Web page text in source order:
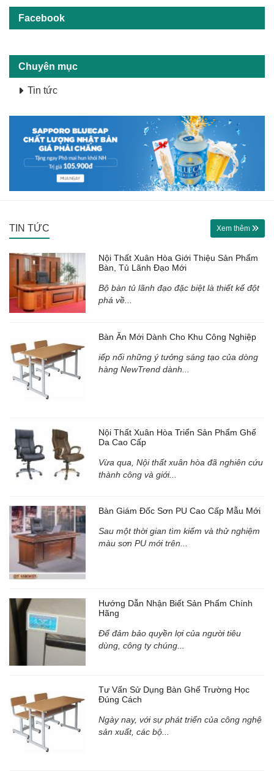
Facebook
Chuyên mục
Tin tức
TIN TỨC Xem thêm
Nội Thất Xuân Hòa Giới Thiệu Sản Phẩm
Bàn, Tủ Lãnh Đạo Mới
Bộ bàn tủ lãnh đạo đặc biệt là thiết kế đột
phá về...
Bàn Ăn Mới Dành Cho Khu Công Nghiệp
iếp nối những ý tưởng sáng tạo của dòng
hàng NewTrend dành...
Nội Thất Xuân Hòa Triển Sản Phẩm Ghế
Da Cao Cấp
Vừa qua, Nội thất xuân hòa đã nghiên cứu
thành công và giới...
Bàn Giám Đốc Sơn PU Cao Cấp Mẫu Mới
Sau một thời gian tìm kiếm và thử nghiệm
màu sơn PU mới trên...
Hướng Dẫn Nhận Biết Sản Phẩm Chính
Hãng
Để đảm bảo quyền lợi của người tiêu
dùng, công ty chúng...
Tư Vấn Sử Dụng Bàn Ghế Trường Học
Đúng Cách
Ngày nay, với sự phát triển của công nghệ
sản xuất, các bộ...